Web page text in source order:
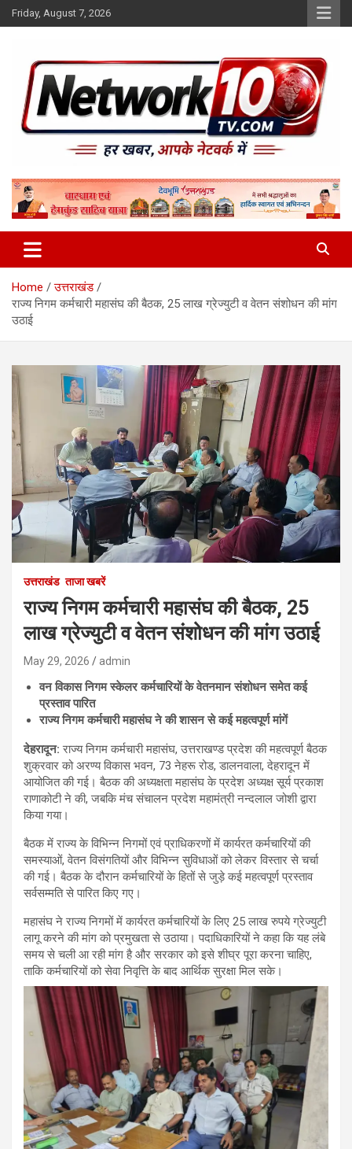
Skip
to
Friday, August 7, 2026
Network10tv
Home
उत्तराखंड
राज्य निगम कर्मचारी महासंघ की बैठक, 25 लाख ग्रेज्युटी व वेतन संशोधन की मांग
उठाई
उत्तराखंड ताजा खबरें
राज्य निगम कर्मचारी महासंघ की बैठक, 25
लाख ग्रेज्युटी व वेतन संशोधन की मांग उठाई
May 29, 2026 admin
वन विकास निगम स्केलर कर्मचारियों के वेतनमान संशोधन समेत कई
प्रस्ताव पारित
राज्य निगम कर्मचारी महासंघ ने की शासन से कई महत्वपूर्ण मांगें
देहरादून: राज्य निगम कर्मचारी महासंघ, उत्तराखण्ड प्रदेश की महत्वपूर्ण बैठक
शुक्रवार को अरण्य विकास भवन, 73 नेहरू रोड, डालनवाला, देहरादून में
आयोजित की गई। बैठक की अध्यक्षता महासंघ के प्रदेश अध्यक्ष सूर्य प्रकाश
राणाकोटी ने की, जबकि मंच संचालन प्रदेश महामंत्री नन्दलाल जोशी द्वारा
किया गया।
बैठक में राज्य के विभिन्न निगमों एवं प्राधिकरणों में कार्यरत कर्मचारियों की
समस्याओं, वेतन विसंगतियों और विभिन्न सुविधाओं को लेकर विस्तार से चर्चा
की गई। बैठक के दौरान कर्मचारियों के हितों से जुड़े कई महत्वपूर्ण प्रस्ताव
सर्वसम्मति से पारित किए गए।
महासंघ ने राज्य निगमों में कार्यरत कर्मचारियों के लिए 25 लाख रुपये ग्रेज्युटी
लागू करने की मांग को प्रमुखता से उठाया। पदाधिकारियों ने कहा कि यह लंबे
समय से चली आ रही मांग है और सरकार को इसे शीघ्र पूरा करना चाहिए,
ताकि कर्मचारियों को सेवा निवृत्ति के बाद आर्थिक सुरक्षा मिल सके।